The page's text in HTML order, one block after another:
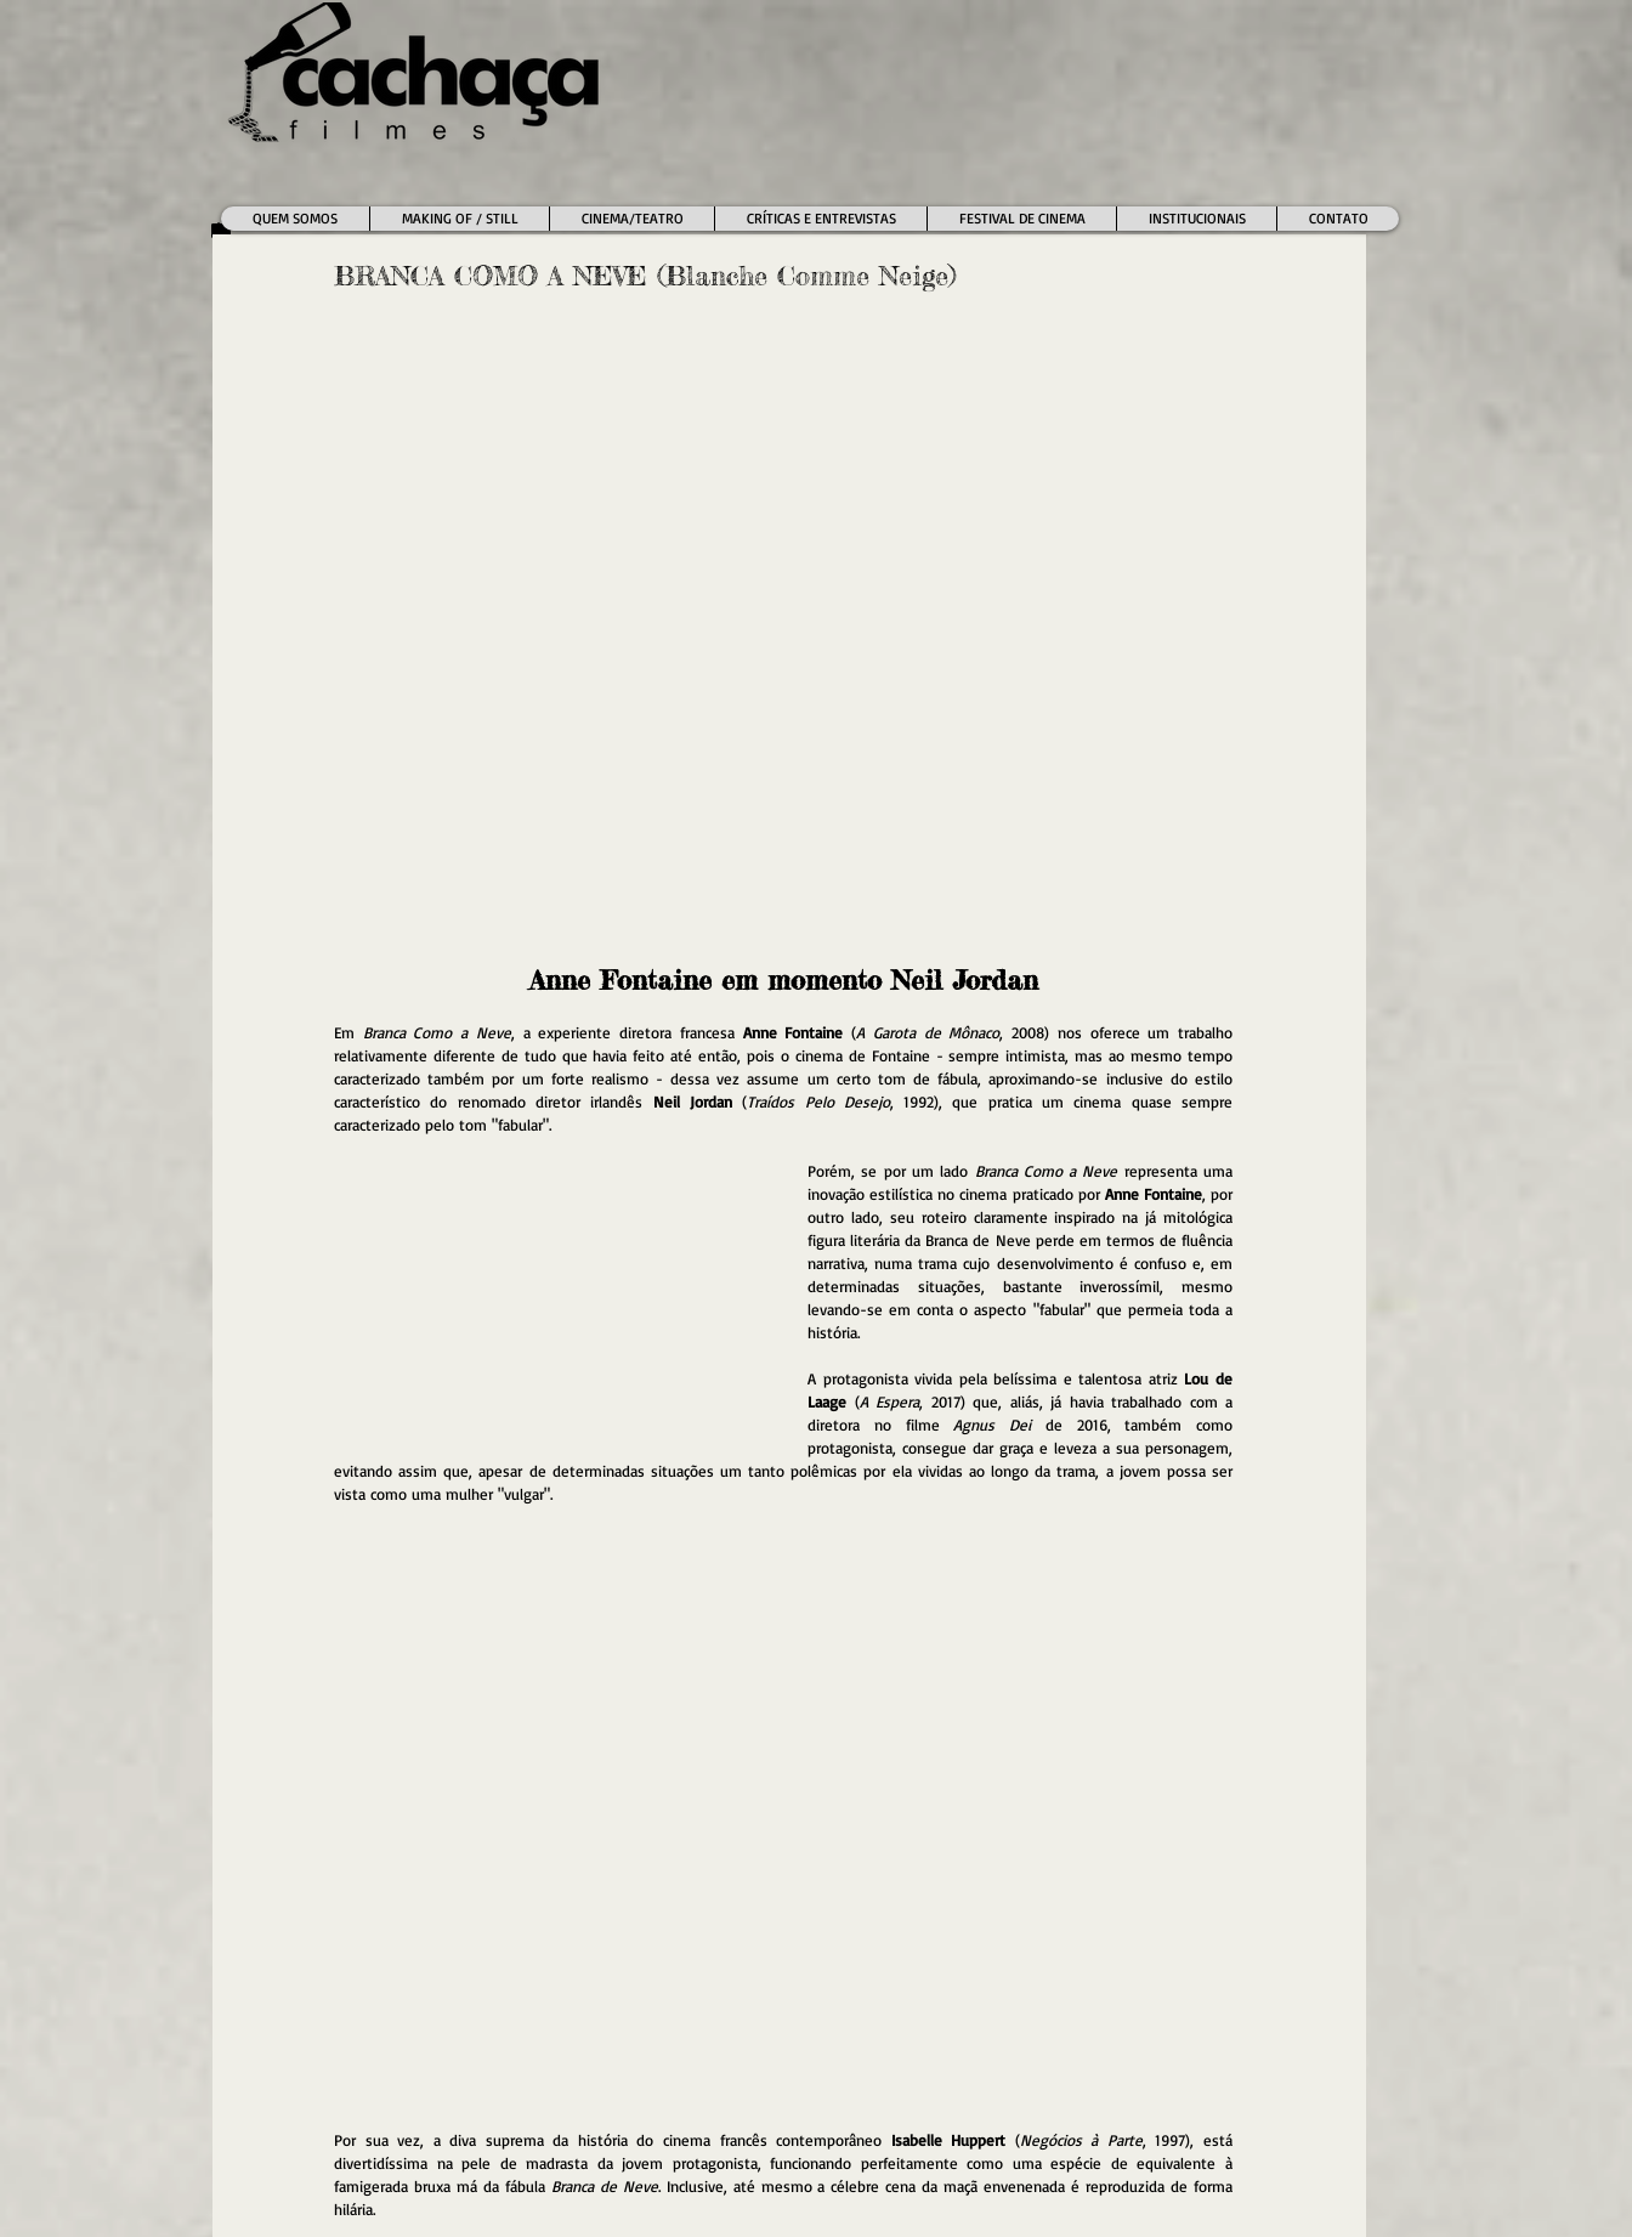
QUEM SOMOS MAKING OF / STILL CINEMA/TEATRO CRÍTICAS E ENTREVISTAS FESTIVAL DE CINEMA INSTITUCIONAIS CONTATO
BRANCA COMO A NEVE (Blanche Comme Neige)
Anne Fontaine em momento Neil Jordan
Em Branca Como a Neve, a experiente diretora francesa Anne Fontaine (A Garota de Mônaco, 2008) nos oferece um trabalho
relativamente diferente de tudo que havia feito até então, pois o cinema de Fontaine - sempre intimista, mas ao mesmo tempo
caracterizado também por um forte realismo - dessa vez assume um certo tom de fábula, aproximando-se inclusive do estilo
característico do renomado diretor irlandês Neil Jordan (Traídos Pelo Desejo, 1992), que pratica um cinema quase sempre
caracterizado pelo tom "fabular".
Porém, se por um lado Branca Como a Neve representa uma
inovação estilística no cinema praticado por Anne Fontaine, por
outro lado, seu roteiro claramente inspirado na já mitológica
figura literária da Branca de Neve perde em termos de fluência
narrativa, numa trama cujo desenvolvimento é confuso e, em
determinadas situações, bastante inverossímil, mesmo
levando-se em conta o aspecto "fabular" que permeia toda a
história.
A protagonista vivida pela belíssima e talentosa atriz Lou de
Laage (A Espera, 2017) que, aliás, já havia trabalhado com a
diretora no filme Agnus Dei de 2016, também como
protagonista, consegue dar graça e leveza a sua personagem,
evitando assim que, apesar de determinadas situações um tanto polêmicas por ela vividas ao longo da trama, a jovem possa ser
vista como uma mulher "vulgar".
Por sua vez, a diva suprema da história do cinema francês contemporâneo Isabelle Huppert (Negócios à Parte, 1997), está
divertidíssima na pele de madrasta da jovem protagonista, funcionando perfeitamente como uma espécie de equivalente à
famigerada bruxa má da fábula Branca de Neve. Inclusive, até mesmo a célebre cena da maçã envenenada é reproduzida de forma
hilária.